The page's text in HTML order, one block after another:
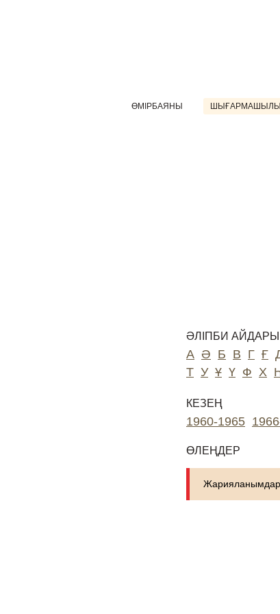
ӨМІРБАЯНЫ
ӘЛІПБИ АЙДАРЫ
А Ә Б В Г Ғ
Т У Ұ Ү Ф Х
КЕЗЕҢ
1960-1965
ӨЛЕҢДЕР
Жарияланымдар